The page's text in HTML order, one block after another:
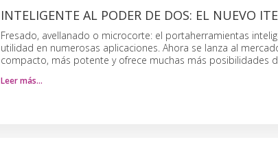
INTELIGENTE AL PODER DE DOS: EL NUEVO
Fresado, avellanado o microcorte: el portaherramientas
utilidad en numerosas aplicaciones. Ahora se lanza al
compacto, más potente y ofrece muchas más posibilidades
Leer más…